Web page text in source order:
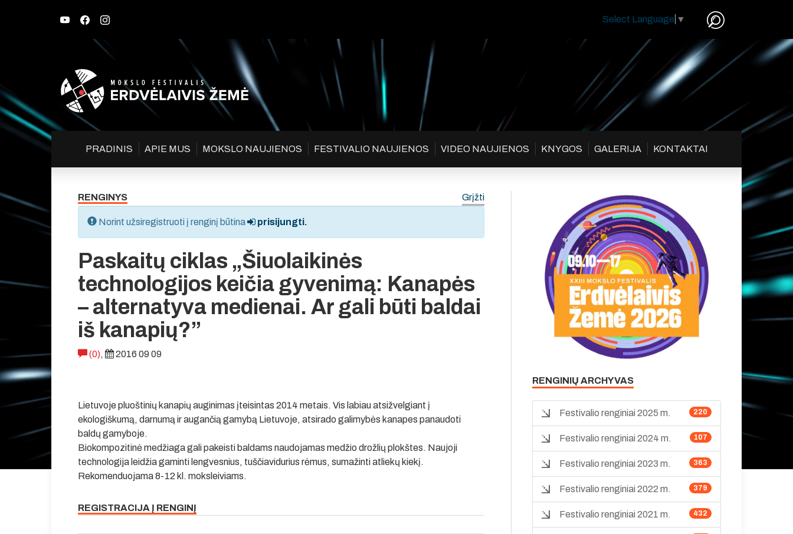
Select Language ▼
PRADINIS APIE MUS MOKSLO NAUJIENOS FESTIVALIO NAUJIENOS VIDEO NAUJIENOS KNYGOS GALERIJA KONTAKTAI
RENGINYS Grįžti
Norint užsiregistruoti į renginį būtina prisijungti.
Paskaitų ciklas „Šiuolaikinės
technologijos keičia gyvenimą: Kanapės
– alternatyva medienai. Ar gali būti baldai
iš kanapių?”
(0), 2016 09 09
Lietuvoje pluoštinių kanapių auginimas įteisintas 2014 metais. Vis labiau atsižvelgiant į
ekologiškumą, darnumą ir augančią gamybą Lietuvoje, atsirado galimybės kanapes panaudoti
baldų gamyboje.
Biokompozitinė medžiaga gali pakeisti baldams naudojamas medžio drožlių plokštes. Naujoji
technologija leidžia gaminti lengvesnius, tuščiavidurius rėmus, sumažinti atliekų kiekį.
Rekomenduojama 8-12 kl. moksleiviams.
REGISTRACIJA Į RENGINĮ
RENGINIŲ ARCHYVAS
220
Festivalio renginiai 2025 m.
107
Festivalio renginiai 2024 m.
363
Festivalio renginiai 2023 m.
379
Festivalio renginiai 2022 m.
432
Festivalio renginiai 2021 m.